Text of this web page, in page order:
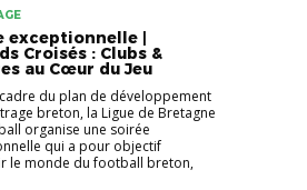
exceptionnelle |
Croisés : Clubs &
au Cœur du Jeu
du plan de développement
breton, la Ligue de Bretagne
organise une soirée
qui a pour objectif
le monde du football breton,